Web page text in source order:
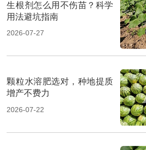
生根剂怎么用不伤苗？科学
用法避坑指南
2026-07-27
颗粒水溶肥选对，种地提质
增产不费力
2026-07-22